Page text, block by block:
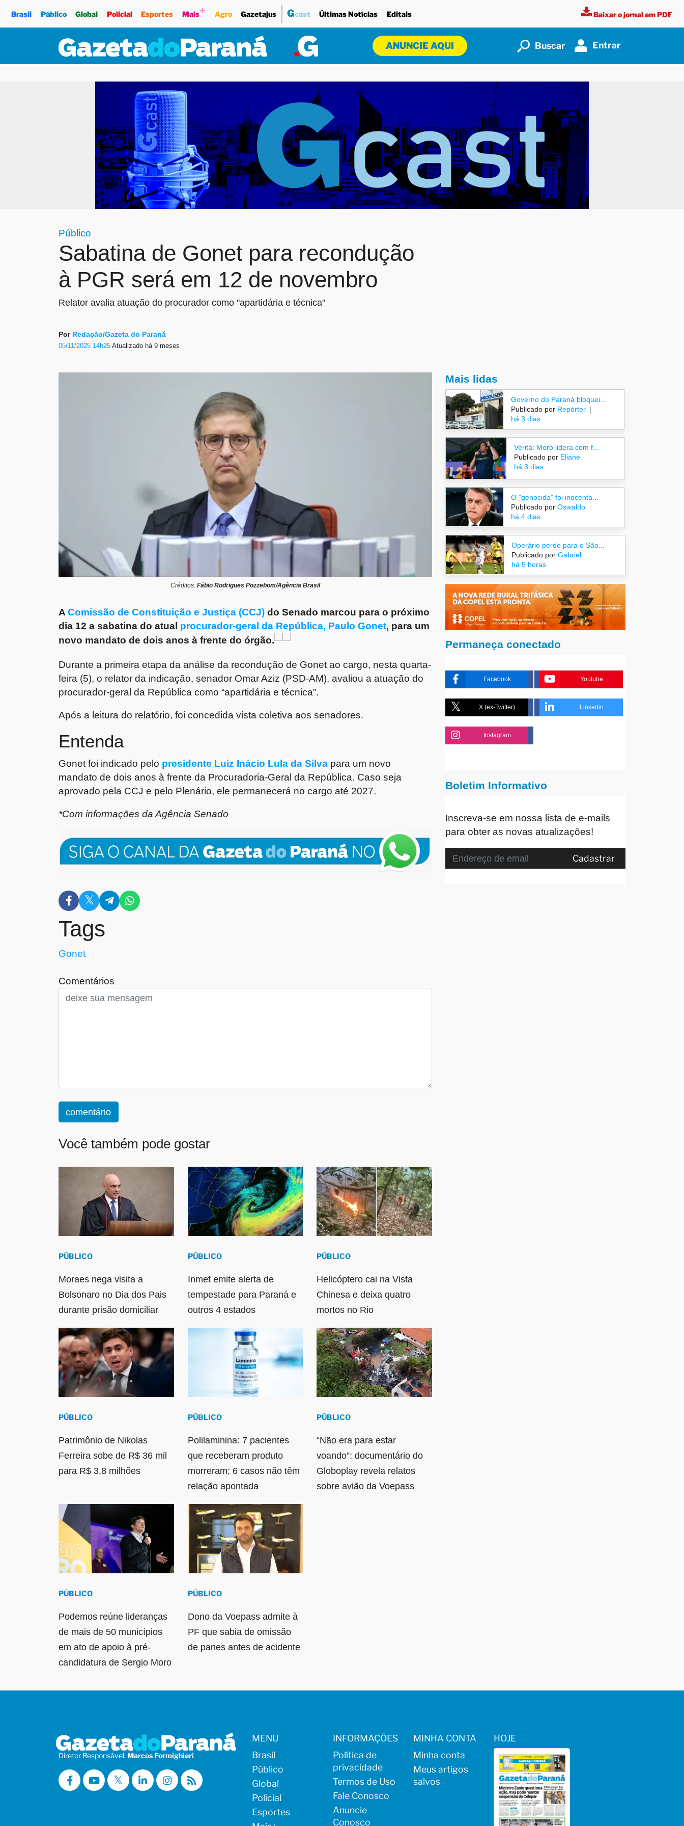
Brasil Público Global Policial Esportes Mais+ Agro Gazetajus Gcast Últimas Notícias Editais Baixar o jornal em PDF
ANUNCIE AQUI Buscar Entrar
Público
Sabatina de Gonet para recondução
à PGR será em 12 de novembro
Relator avalia atuação do procurador como "apartidária e técnica"
Por Redação/Gazeta do Paraná
05/11/2025 14h25Atualizado há 9 meses
Créditos: Fábio Rodrigues Pozzebom/Agência Brasil
A Comissão de Constituição e Justiça (CCJ) do Senado marcou para o próximo
dia 12 a sabatina do atual procurador-geral da República, Paulo Gonet, para um
novo mandato de dois anos à frente do órgão.
Durante a primeira etapa da análise da recondução de Gonet ao cargo, nesta quarta-
feira (5), o relator da indicação, senador Omar Aziz (PSD-AM), avaliou a atuação do
procurador-geral da República como “apartidária e técnica”.
Após a leitura do relatório, foi concedida vista coletiva aos senadores.
Entenda
Gonet foi indicado pelo presidente Luiz Inácio Lula da Silva para um novo
mandato de dois anos à frente da Procuradoria-Geral da República. Caso seja
aprovado pela CCJ e pelo Plenário, ele permanecerá no cargo até 2027.
*Com informações da Agência Senado
Tags
Gonet
Comentários
comentário
Você também pode gostar
PÚBLICO
Moraes nega visita a
Bolsonaro no Dia dos Pais
durante prisão domiciliar
PÚBLICO
Inmet emite alerta de
tempestade para Paraná e
outros 4 estados
PÚBLICO
Helicóptero cai na Vista
Chinesa e deixa quatro
mortos no Rio
PÚBLICO
Patrimônio de Nikolas
Ferreira sobe de R$ 36 mil
para R$ 3,8 milhões
PÚBLICO
Polilaminina: 7 pacientes
que receberam produto
morreram; 6 casos não têm
relação apontada
PÚBLICO
“Não era para estar
voando”: documentário do
Globoplay revela relatos
sobre avião da Voepass
PÚBLICO
Podemos reúne lideranças
de mais de 50 municípios
em ato de apoio à pré-
candidatura de Sergio Moro
PÚBLICO
Dono da Voepass admite à
PF que sabia de omissão
de panes antes de acidente
Mais lidas
Governo do Paraná bloquei...
Publicado por Repórter
há 3 dias
Veritá: Moro lidera com f...
Publicado porEliane
há 3 dias
O "genocida" foi inocenta...
Publicado por Oswaldo
há 4 dias
Operário perde para o São...
Publicado porGabriel
há 5 horas
Permaneça conectado
Facebook Youtube
X (ex-Twitter) Linkedin
Instagram
Boletim Informativo
Inscreva-se em nossa lista de e-mails
para obter as novas atualizações!
Cadastrar
Diretor Responsável: Marcos Formighieri
MENU
Brasil
Público
Global
Policial
Esportes
INFORMAÇÕES
Política de
privacidade
Termos de Uso
Fale Conosco
Anuncie
Conosco
MINHA CONTA
Minha conta
Meus artigos
salvos
HOJE